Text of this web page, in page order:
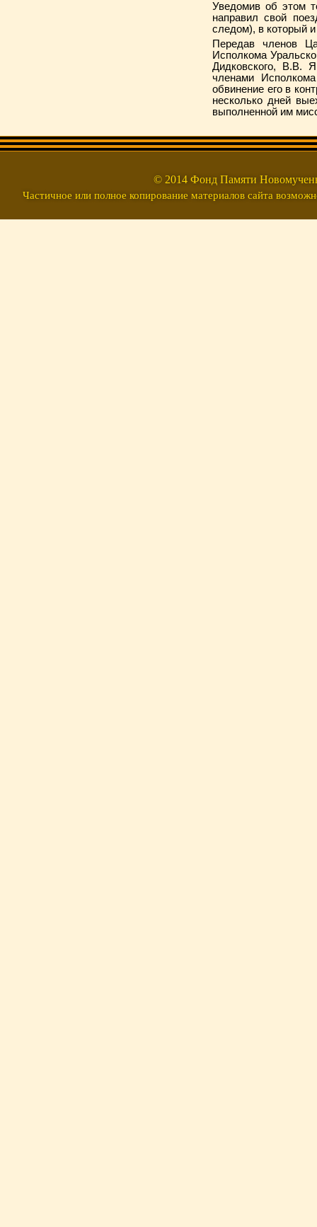
Уведомив об этом
направил свой
следом), в который
Передав членов
Исполкома
Дидковского, В.В.
членами
обвинение его в
несколько дней
выполненной им
© 2014 Фонд Памяти
Частичное или полное копирование материалов сайта